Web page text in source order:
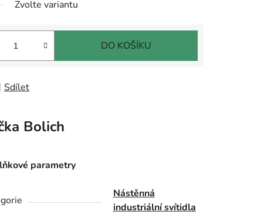
Zvolte variantu
DO KOŠÍKU
Sdílet
Bolich
parametry
Nástěnná
industriální svítidla